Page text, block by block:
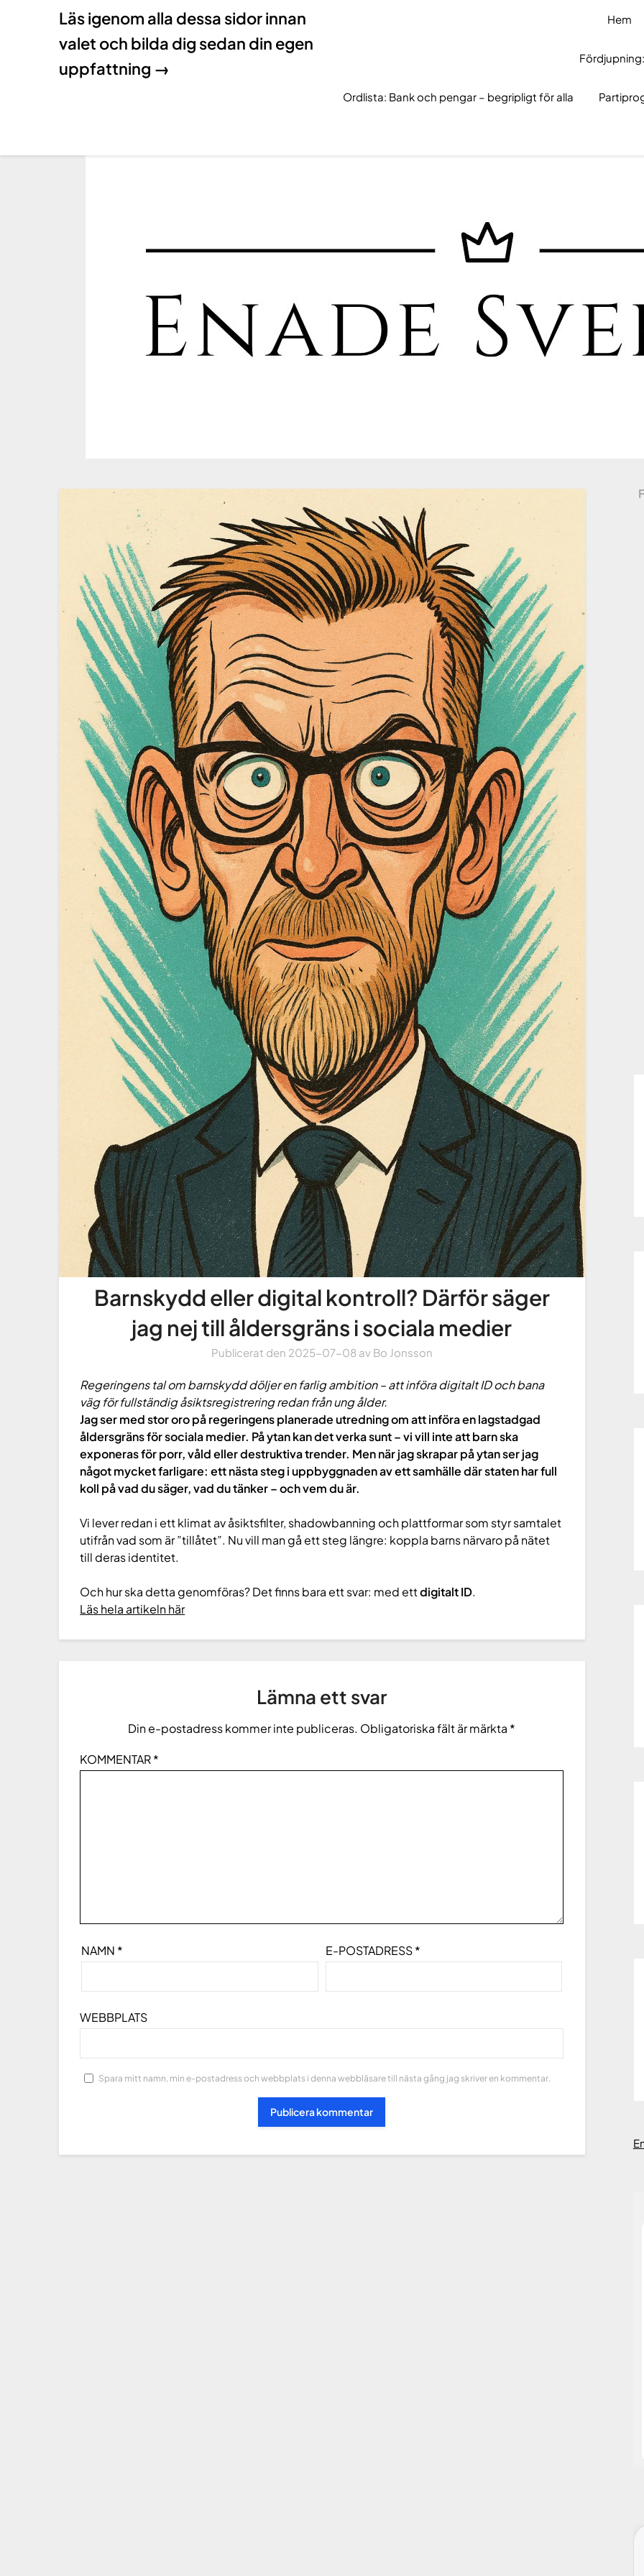
Läs igenom alla dessa sidor innan
valet och bilda dig sedan din egen
uppfattning →
Hem
Ordlista: Bank och pengar – begripligt för alla
Barnskydd eller digital kontroll? Därför säger
jag nej till åldersgräns i sociala medier
Publicerat den 2025-07-08av Bo Jonsson
Regeringens tal om barnskydd döljer en farlig ambition – att införa digitalt ID och bana
väg för fullständig åsiktsregistrering redan från ung ålder.
Jag ser med stor oro på regeringens planerade utredning om att införa en lagstadgad
åldersgräns för sociala medier. På ytan kan det verka sunt – vi vill inte att barn ska
exponeras för porr, våld eller destruktiva trender. Men när jag skrapar på ytan ser jag
något mycket farligare: ett nästa steg i uppbyggnaden av ett samhälle där staten har full
koll på vad du säger, vad du tänker – och vem du är.
Vi lever redan i ett klimat av åsiktsfilter, shadowbanning och plattformar som styr samtalet
utifrån vad som är ”tillåtet”. Nu vill man gå ett steg längre: koppla barns närvaro på nätet
till deras identitet.
Och hur ska detta genomföras? Det finns bara ett svar: med ettdigitalt ID.
Läs hela artikeln här
Lämna ett svar
Din e-postadress kommer inte publiceras. Obligatoriska fält är märkta *
KOMMENTAR*
NAMN * E-POSTADRESS*
WEBBPLATS
Spara mitt namn, min e-postadress och webbplats i denna webbläsare till nästa gång jag skriver en kommentar.